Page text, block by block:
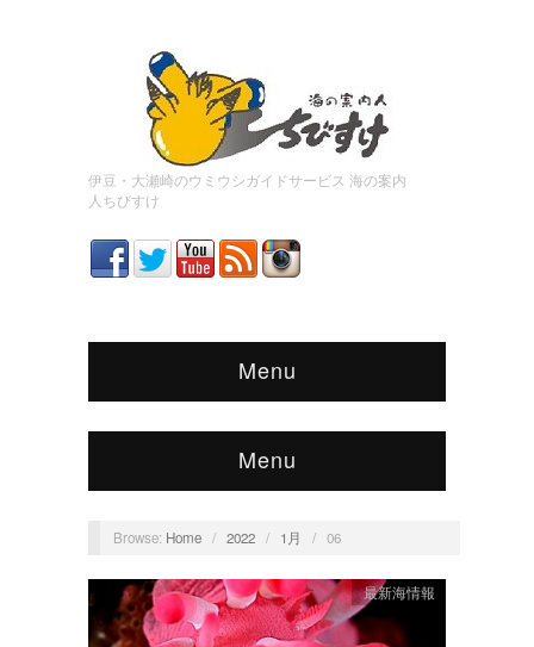
伊豆・大瀬崎のウミウシガイドサービス 海の案内
人ちびすけ
Menu
Menu
Browse: Home / 2022 / 1月 / 06
最新海情報